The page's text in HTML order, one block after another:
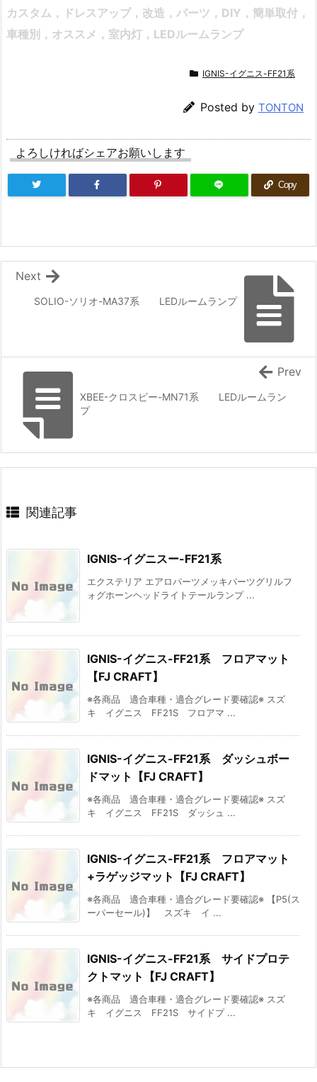
カスタム，ドレスアップ，改造，パーツ，DIY，簡単取付，
車種別，オススメ ，室内灯，LEDルームランプ
IGNIS-イグニス-FF21系
Posted by TONTON
よろしければシェアお願いします
Copy
SOLIO-ソリオ-MA37系 LEDルームランプ
Next
XBEE-クロスビー-MN71系 LEDルームラン
プ
Prev
関連記事
IGNIS-イグニスー-FF21系
エクステリア エアロパーツメッキパーツグリルフ
ォグホーンヘッドライトテールランプ ...
IGNIS-イグニス-FF21系 フロアマット
【FJ CRAFT】
※各商品 適合車種・適合グレード要確認※ スズ
キ イグニス FF21S フロアマ ...
IGNIS-イグニス-FF21系 ダッシュボー
ドマット【FJ CRAFT】
※各商品 適合車種・適合グレード要確認※ スズ
キ イグニス FF21S ダッシュ ...
IGNIS-イグニス-FF21系 フロアマット
+ラゲッジマット【FJ CRAFT】
※各商品 適合車種・適合グレード要確認※ 【P5(ス
ーパーセール)】 スズキ イ ...
IGNIS-イグニス-FF21系 サイドプロテ
クトマット【FJ CRAFT】
※各商品 適合車種・適合グレード要確認※ スズ
キ イグニス FF21S サイドプ ...